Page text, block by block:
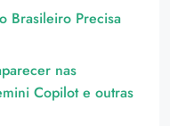
Brasileiro Precisa
nas
Copilot e outras